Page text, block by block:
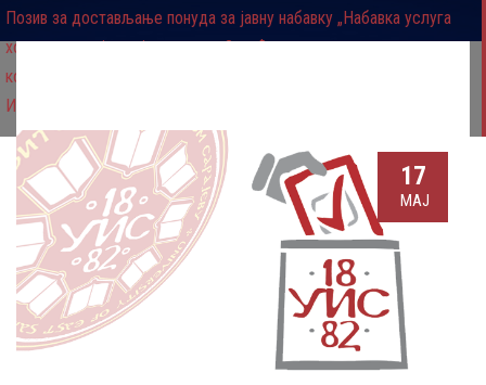
Позив за достављање понуда за јавну набавку „Набавка услуга
хотелског смјештаја учесника 3. међународне научне
конференције COMETa2016″ за потребе Машинског факултета у
Источном Сарајеву
17
МАЈ